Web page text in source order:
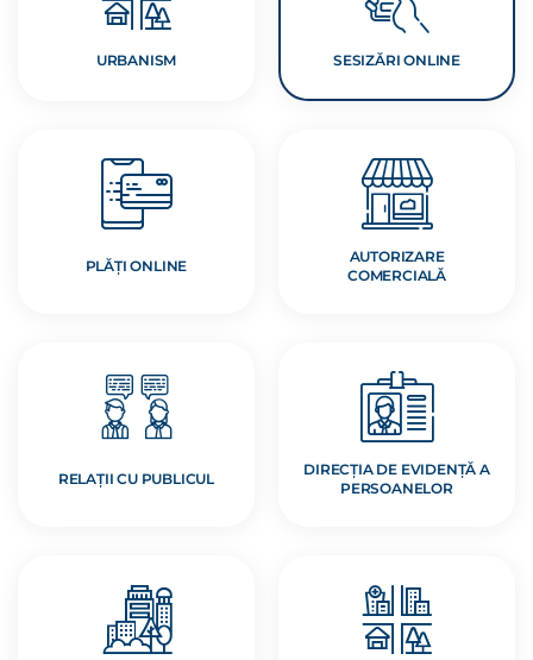
URBANISM SESIZĂRI ONLINE
PLĂȚI ONLINE
AUTORIZARE
COMERCIALĂ
RELAȚII CU PUBLICUL
DIRECȚIA DE EVIDENȚĂ A
PERSOANELOR